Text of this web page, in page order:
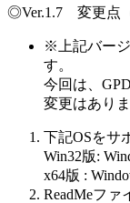
◎Ver.1.7 変更点（
※ 上記バー
す。
今回は、
変更はありま
下記OSをサ
Win32版:
x64版 :
ReadMeファ